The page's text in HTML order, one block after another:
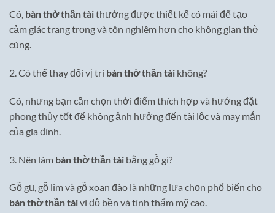
Có, bàn thờ thần tàithường được thiết kế có mái để tạo
cảm giác trang trọng và tôn nghiêm hơn cho không gian thờ
cúng.
2. Có thể thay đổi vị trí bàn thờ thần tài không?
Có, nhưng bạn cần chọn thời điểm thích hợp và hướng đặt
phong thủy tốt để không ảnh hưởng đến tài lộc và may mắn
của gia đình.
3. Nên làm bàn thờ thần tài bằng gỗ gì?
Gỗ gụ, gỗ lim và gỗ xoan đào là những lựa chọn phổ biến cho
bàn thờ thần tàivì độ bền và tính thẩm mỹ cao.